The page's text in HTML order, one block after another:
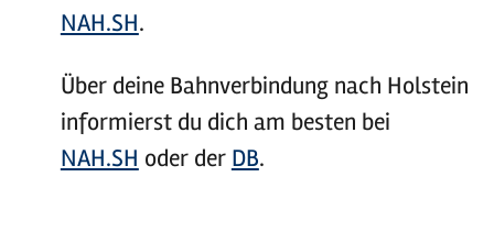
NAH.SH.
Über deine Bahnverbindung nach Holstein
informierst du dich am besten bei
NAH.SH oder der DB.